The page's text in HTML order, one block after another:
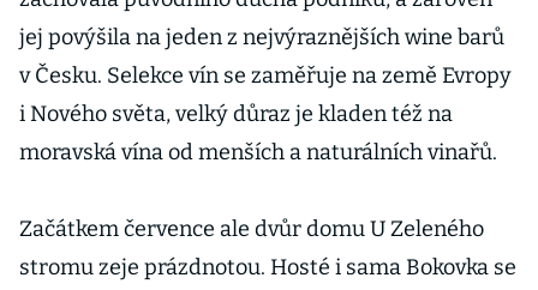
jej povýšila na jeden z nejvýraznějších wine barů
v Česku. Selekce vín se zaměřuje na země Evropy
i Nového světa, velký důraz je kladen též na
moravská vína od menších a naturálních vinařů.
Začátkem července ale dvůr domu U Zeleného
stromu zeje prázdnotou. Hosté i sama Bokovka se